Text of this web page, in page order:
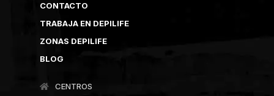
CONTACTO
TRABAJA EN DEPILIFE
ZONAS DEPILIFE
BLOG
CENTROS